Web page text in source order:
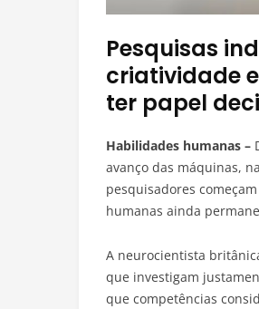
Pesquisas
criatividade
ter papel
Habilidades humanas –
avanço das máquinas,
pesquisadores
humanas ainda
A neurocientista
que investigam
que competências